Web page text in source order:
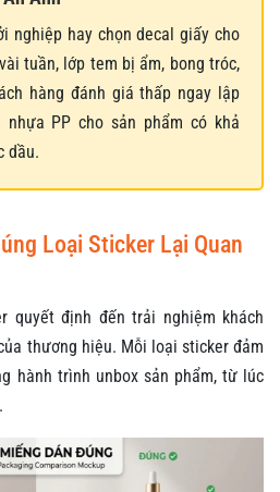
nghiệp hay chọn decal giấy cho
tuần, lớp tem bị ẩm, bong tróc,
hàng đánh giá thấp ngay lập
PP cho sản phẩm có khả
dầu.
Loại Sticker Lại Quan
quyết định đến trải nghiệm khách
thương hiệu. Mỗi loại sticker đảm
hành trình unbox sản phẩm, từ lúc